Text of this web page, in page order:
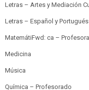
Letras – Artes y Mediación
Letras – Español y
MatemátiFwd: ca –
Medicina
Música
Química – Profesorado